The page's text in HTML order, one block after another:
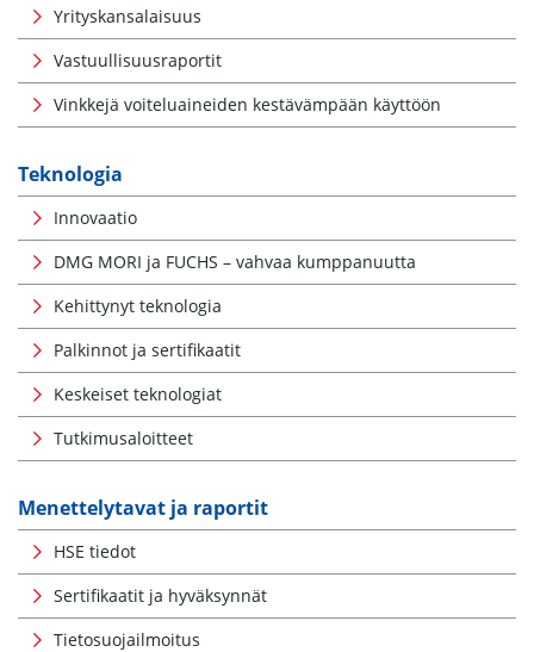
Yrityskansalaisuus
Vastuullisuusraportit
Vinkkejä voiteluaineiden kestävämpään käyttöön
Teknologia
Innovaatio
DMG MORI ja FUCHS – vahvaa kumppanuutta
Kehittynyt teknologia
Palkinnot ja sertifikaatit
Keskeiset teknologiat
Tutkimusaloitteet
Menettelytavat ja raportit
HSE tiedot
Sertifikaatit ja hyväksynnät
Tietosuojailmoitus